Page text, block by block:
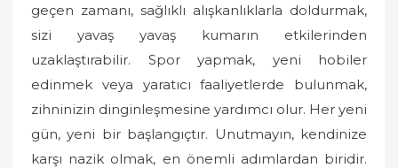
geçen zamanı, sağlıklı alışkanlıklarla doldurmak,
sizi yavaş yavaş kumarın etkilerinden
uzaklaştırabilir. Spor yapmak, yeni hobiler
edinmek veya yaratıcı faaliyetlerde bulunmak,
zihninizin dinginleşmesine yardımcı olur. Her yeni
gün, yeni bir başlangıçtır. Unutmayın, kendinize
karşı nazik olmak, en önemli adımlardan biridir.